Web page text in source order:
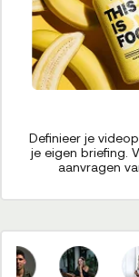
Definieer je
je eigen briefing.
aanvragen